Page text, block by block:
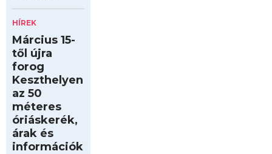
HÍREK
Március 15-
től újra
forog
Keszthelyen
az 50
méteres
óriáskerék,
árak és
információk